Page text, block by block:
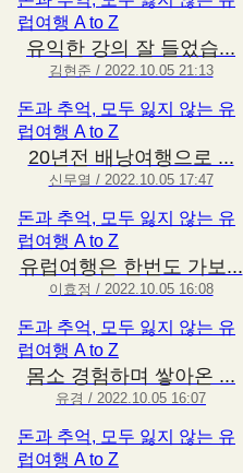
럽여행 A to Z
유익한 강의 잘 들었습...
김현준 / 2022.10.05 21:13
돈과 추억, 모두 잃지 않는 유
럽여행 A to Z
20년전 배낭여행으로 ...
신무열 / 2022.10.05 17:47
돈과 추억, 모두 잃지 않는 유
럽여행 A to Z
유럽여행은 한번도 가보...
이효정 / 2022.10.05 16:08
돈과 추억, 모두 잃지 않는 유
럽여행 A to Z
몸소 경험하며 쌓아온 ...
유경 / 2022.10.05 16:07
돈과 추억, 모두 잃지 않는 유
럽여행 A to Z